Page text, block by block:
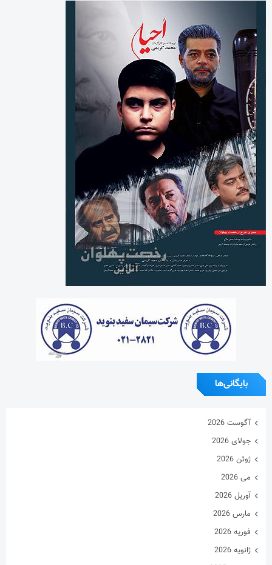
بایگانی‌ها
آگوست 2026
جولای 2026
ژوئن 2026
می 2026
آوریل 2026
مارس 2026
فوریه 2026
ژانویه 2026